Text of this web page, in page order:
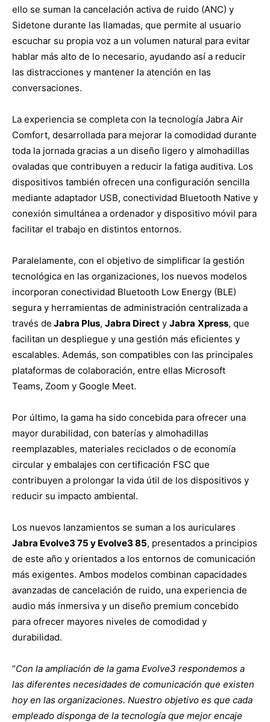
ello se suman la cancelación activa de ruido (ANC) y
Sidetone durante las llamadas, que permite al usuario
escuchar su propia voz a un volumen natural para evitar
hablar más alto de lo necesario, ayudando así a reducir
las distracciones y mantener la atención en las
conversaciones.
La experiencia se completa con la tecnología Jabra Air
Comfort, desarrollada para mejorar la comodidad durante
toda la jornada gracias a un diseño ligero y almohadillas
ovaladas que contribuyen a reducir la fatiga auditiva. Los
dispositivos también ofrecen una configuración sencilla
mediante adaptador USB, conectividad Bluetooth Native y
conexión simultánea a ordenador y dispositivo móvil para
facilitar el trabajo en distintos entornos.
Paralelamente, con el objetivo de simplificar la gestión
tecnológica en las organizaciones, los nuevos modelos
incorporan conectividad Bluetooth Low Energy (BLE)
segura y herramientas de administración centralizada a
través de Jabra Plus, Jabra Direct y Jabra Xpress, que
facilitan un despliegue y una gestión más eficientes y
escalables. Además, son compatibles con las principales
plataformas de colaboración, entre ellas Microsoft
Teams, Zoom y Google Meet.
Por último, la gama ha sido concebida para ofrecer una
mayor durabilidad, con baterías y almohadillas
reemplazables, materiales reciclados o de economía
circular y embalajes con certificación FSC que
contribuyen a prolongar la vida útil de los dispositivos y
reducir su impacto ambiental.
Los nuevos lanzamientos se suman a los auriculares
Jabra Evolve3 75 y Evolve3 85, presentados a principios
de este año y orientados a los entornos de comunicación
más exigentes. Ambos modelos combinan capacidades
avanzadas de cancelación de ruido, una experiencia de
audio más inmersiva y un diseño premium concebido
para ofrecer mayores niveles de comodidad y
durabilidad.
“Con la ampliación de la gama Evolve3 respondemos a
las diferentes necesidades de comunicación que existen
hoy en las organizaciones. Nuestro objetivo es que cada
empleado disponga de la tecnología que mejor encaje